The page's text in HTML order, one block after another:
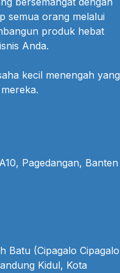
semua orang melalui
produk hebat
Anda.
kecil menengah yang
Pagedangan, Banten
Batu (Cipagalo Cipagalo
Kidul, Kota